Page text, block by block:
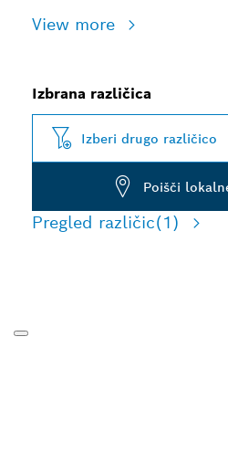
View more
Izbrana različica
Izberi drugo različico
Poišči
Pregled različic(1)